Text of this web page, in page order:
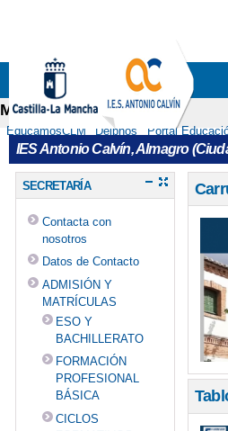
Menú secundario
EducamosCLM Delphos Portal
IES Antonio Calvín, Almagro
SECRETARÍA
Contacta con
nosotros
Datos de Contacto
ADMISIÓN Y
MATRÍCULAS
ESO Y
BACHILLERATO
FORMACIÓN
PROFESIONAL
BÁSICA
CICLOS